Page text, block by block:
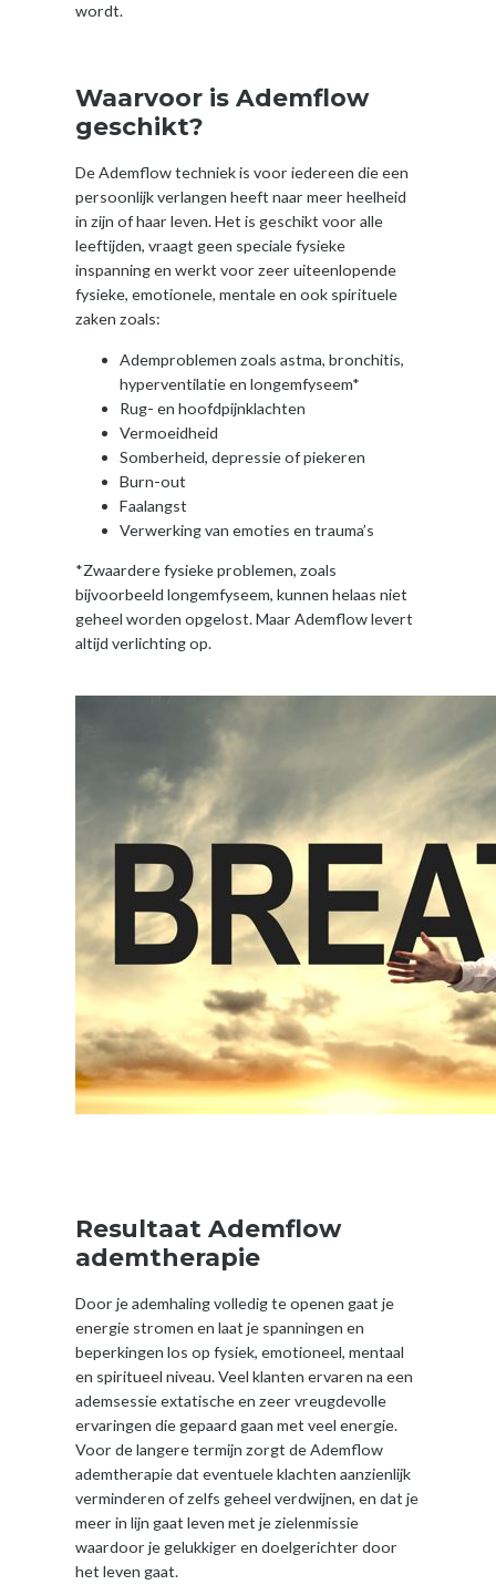
wordt.
Waarvoor is Ademflow
geschikt?
De Ademflow techniek is voor iedereen die een
persoonlijk verlangen heeft naar meer heelheid
in zijn of haar leven. Het is geschikt voor alle
leeftijden, vraagt geen speciale fysieke
inspanning en werkt voor zeer uiteenlopende
fysieke, emotionele, mentale en ook spirituele
zaken zoals:
Ademproblemen zoals astma, bronchitis,
hyperventilatie en longemfyseem*
Rug- en hoofdpijnklachten
Vermoeidheid
Somberheid, depressie of piekeren
Burn-out
Faalangst
Verwerking van emoties en trauma’s
*Zwaardere fysieke problemen, zoals
bijvoorbeeld longemfyseem, kunnen helaas niet
geheel worden opgelost. Maar Ademflow levert
altijd verlichting op.
Resultaat Ademflow
ademtherapie
Door je ademhaling volledig te openen gaat je
energie stromen en laat je spanningen en
beperkingen los op fysiek, emotioneel, mentaal
en spiritueel niveau. Veel klanten ervaren na een
ademsessie extatische en zeer vreugdevolle
ervaringen die gepaard gaan met veel energie.
Voor de langere termijn zorgt de Ademflow
ademtherapie dat eventuele klachten aanzienlijk
verminderen of zelfs geheel verdwijnen, en dat je
meer in lijn gaat leven met je zielenmissie
waardoor je gelukkiger en doelgerichter door
het leven gaat.